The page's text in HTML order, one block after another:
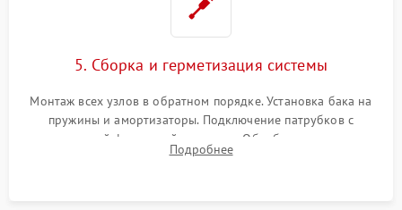
5. Сборка и герметизация системы
Монтаж всех узлов в обратном порядке. Установка бака на
пружины и амортизаторы. Подключение патрубков с
надежной фиксацией хомутами. Обработка стыков
герметиком для предотвращения возможных протечек воды.
Подробнее